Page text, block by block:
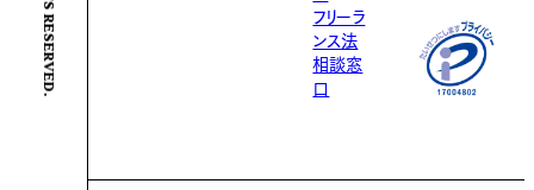
フリーラ
ンス法
相談窓
口